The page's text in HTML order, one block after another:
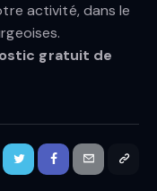
activité, dans le
gratuit de